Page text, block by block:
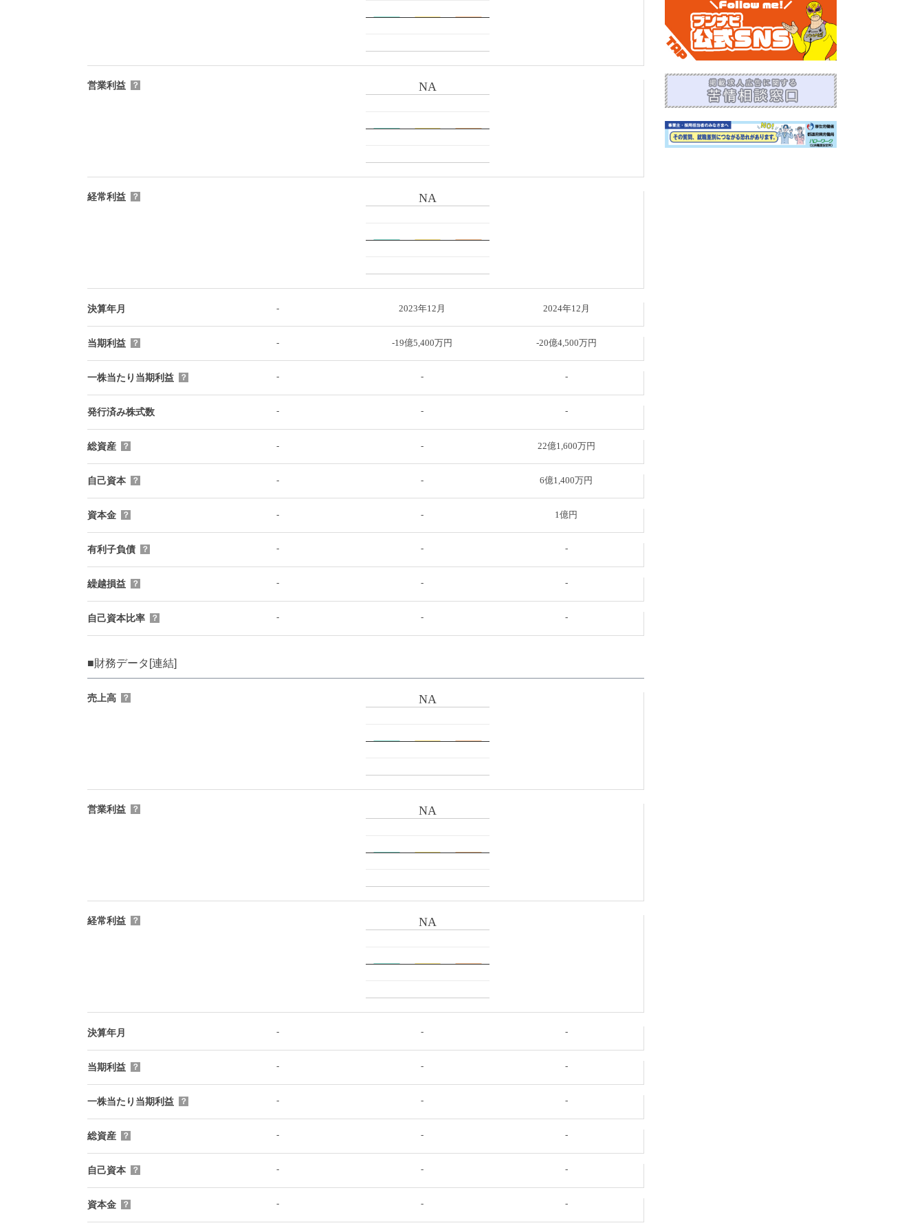
営業利益 ？ NA
経常利益 ？ NA
決算年月 - 2023年12月 2024年12月
当期利益 ？ - -19億5,400万円 -20億4,500万円
一株当たり当期利益 ？ - - -
発行済み株式数 - - -
総資産 ？ - - 22億1,600万円
自己資本 ？ - - 6億1,400万円
資本金 ？ - - 1億円
有利子負債 ？ - - -
繰越損益 ？ - - -
自己資本比率 ？ - - -
■財務データ[連結]
売上高 ？ NA
営業利益 ？ NA
経常利益 ？ NA
決算年月 - - -
当期利益 ？ - - -
一株当たり当期利益 ？ - - -
総資産 ？ - - -
自己資本 ？ - - -
資本金 ？ - - -